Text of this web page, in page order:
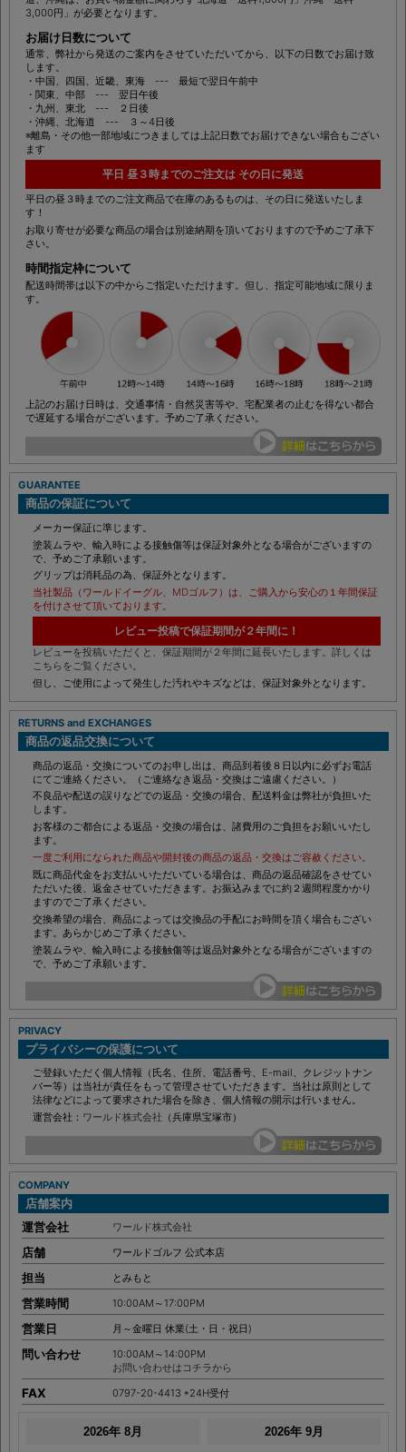
※「送料無料」の対象エリアは『全国（本州・四国・九州）』となります。北海
道、沖縄は、お買い物金額に関わらず 北海道「送料1,800円」沖縄「送料
3,000円」が必要となります。
お届け日数について
通常、弊社から発送のご案内をさせていただいてから、以下の日数でお届け致
します。
・中国、四国、近畿、東海 --- 最短で翌日午前中
・関東、中部 --- 翌日午後
・九州、東北 --- ２日後
・沖縄、北海道 --- ３～4日後
※離島・その他一部地域につきましては上記日数でお届けできない場合もござい
平日 昼３時までのご注文は その日に発送
平日の昼３時までのご注文商品で在庫のあるものは、その日に発送いたしま
す！
お取り寄せが必要な商品の場合は別途納期を頂いておりますので予めご了承下
さい。
時間指定枠について
配送時間帯は以下の中からご指定いただけます。但し、指定可能地域に限りま
上記のお届け日時は、交通事情・自然災害等や、宅配業者の止むを得ない都合
で遅延する場合がございます。予めご了承ください。
GUARANTEE
商品の保証について
メーカー保証に準じます。
塗装ムラや、輸入時による接触傷等は保証対象外となる場合がございますの
で、予めご了承願います。
グリップは消耗品の為、保証外となります。
当社製品（ワールドイーグル、MDゴルフ）は、ご購入から安心の１年間保証
を付けさせて頂いております。
レビュー投稿で保証期間が２年間に！
レビューを投稿いただくと、保証期間が２年間に延長いたします。詳しくは
こちらをご覧ください。
但し、ご使用によって発生した汚れやキズなどは、保証対象外となります。
RETURNS and EXCHANGES
商品の返品交換について
商品の返品・交換についてのお申し出は、商品到着後８日以内に必ずお電話
にてご連絡ください。（ご連絡なき返品・交換はご遠慮ください。）
不良品や配送の誤りなどでの返品・交換の場合、配送料金は弊社が負担いた
します。
お客様のご都合による返品・交換の場合は、諸費用のご負担をお願いいたし
ます。
一度ご利用になられた商品や開封後の商品の返品・交換はご容赦ください。
既に商品代金をお支払いいただいている場合は、商品の返品確認をさせてい
ただいた後、返金させていただきます。お振込みまでに約２週間程度かかり
ますのでご了承ください。
交換希望の場合、商品によっては交換品の手配にお時間を頂く場合もござい
ます。あらかじめご了承ください。
塗装ムラや、輸入時による接触傷等は返品対象外となる場合がございますの
で、予めご了承願います。
PRIVACY
プライバシーの保護について
ご登録いただく個人情報（氏名、住所、電話番号、E-mail、クレジットナン
バー等）は当社が責任をもって管理させていただきます。当社は原則として
法律などによって要求された場合を除き、個人情報の開示は行いません。
運営会社：ワールド株式会社（兵庫県宝塚市）
COMPANY
店舗案内
運営会社
ワールド株式会社
店舗 ワールドゴルフ 公式本店
担当 とみもと
営業時間 10:00AM～17:00PM
営業日 月～金曜日 休業(土・日・祝日)
問い合わせ
10:00AM～14:00PM
お問い合わせはコチラから